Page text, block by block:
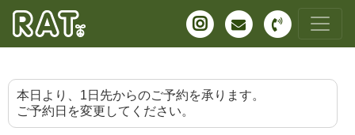
本日より、1日先からのご予約を承ります。
ご予約日を変更してください。